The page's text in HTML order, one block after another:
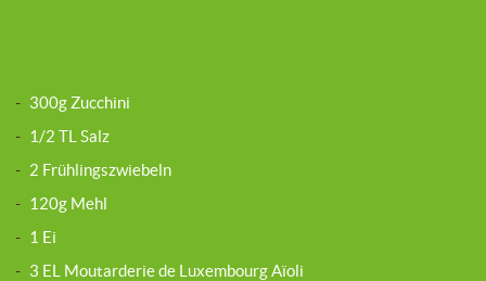
- 300g Zucchini
- 1/2 TL Salz
- 2 Frühlingszwiebeln
- 120g Mehl
- 1 Ei
- 3 EL Moutarderie de Luxembourg Aïoli